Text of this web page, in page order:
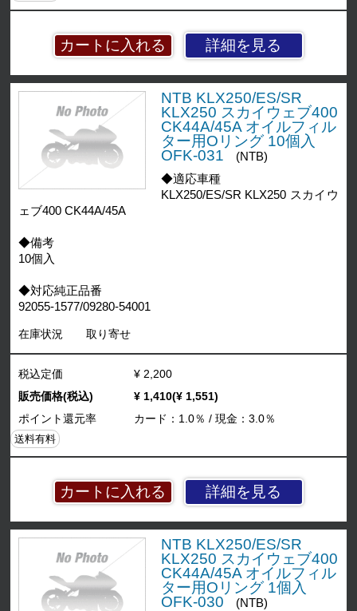
詳細を見る
NTB KLX250/ES/SR
KLX250 スカイウェブ400
CK44A/45A オイルフィル
ター用Oリング 10個入
OFK-031
(NTB)
◆適応車種
KLX250/ES/SR KLX250 スカイウ
ェブ400 CK44A/45A
◆備考
10個入
◆対応純正品番
92055-1577/09280-54001
在庫状況 取り寄せ
詳細を見る
税込定価
¥ 2,200
販売価格(税込)
¥ 1,410(¥ 1,551)
ポイント還元率
カード：1.0％ / 現金：3.0％
送料有料
NTB KLX250/ES/SR
KLX250 スカイウェブ400
CK44A/45A オイルフィル
ター用Oリング 1個入
OFK-030
(NTB)